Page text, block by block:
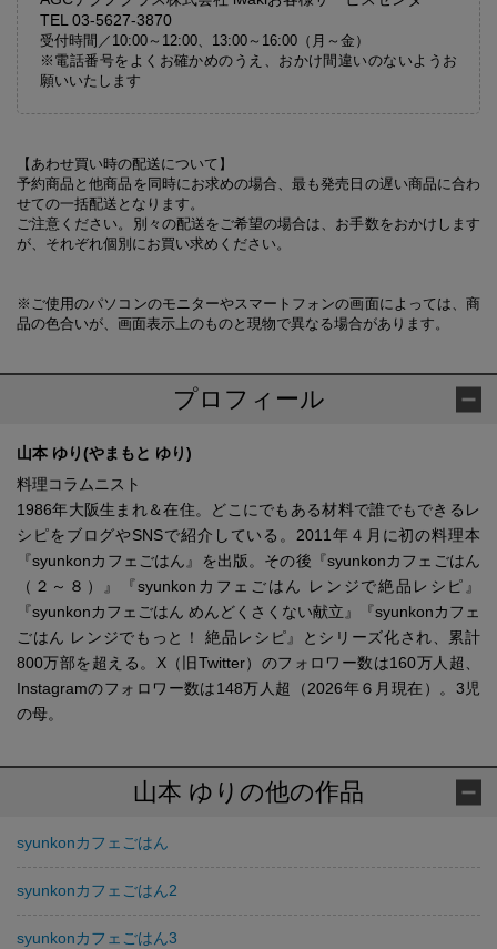
TEL 03-5627-3870
受付時間／10:00～12:00、13:00～16:00（月～金）
※電話番号をよくお確かめのうえ、おかけ間違いのないようお
願いいたします
【あわせ買い時の配送について】
予約商品と他商品を同時にお求めの場合、最も発売日の遅い商品に合わ
せての一括配送となります。
ご注意ください。別々の配送をご希望の場合は、お手数をおかけします
が、それぞれ個別にお買い求めください。
※ご使用のパソコンのモニターやスマートフォンの画面によっては、商
品の色合いが、画面表示上のものと現物で異なる場合があります。
プロフィール
山本 ゆり(やまもと ゆり)
料理コラムニスト
1986年大阪生まれ＆在住。どこにでもある材料で誰でもできるレ
シピをブログやSNSで紹介している。2011年４月に初の料理本
『syunkonカフェごはん』を出版。その後『syunkonカフェごはん
（２～８）』『syunkonカフェごはん レンジで絶品レシピ』
『syunkonカフェごはん めんどくさくない献立』『syunkonカフェ
ごはん レンジでもっと！ 絶品レシピ』とシリーズ化され、累計
800万部を超える。X（旧Twitter）のフォロワー数は160万人超、
Instagramのフォロワー数は148万人超（2026年６月現在）。3児
の母。
山本 ゆりの他の作品
syunkonカフェごはん
syunkonカフェごはん2
syunkonカフェごはん3